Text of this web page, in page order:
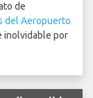
de
del Aeropuerto
inolvidable por